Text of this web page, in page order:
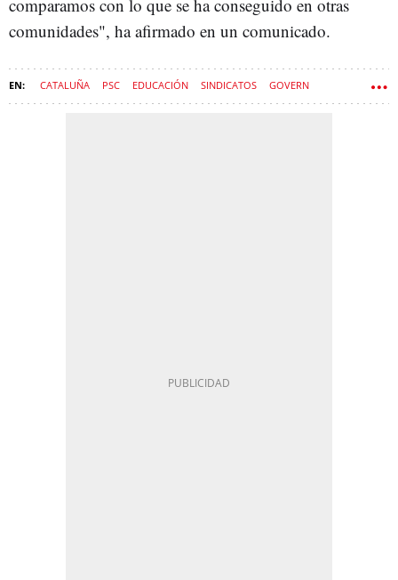
comparamos con lo que se ha conseguido en otras
comunidades", ha afirmado en un comunicado.
CATALUÑA PSC EDUCACIÓN SINDICATOS GOVERN